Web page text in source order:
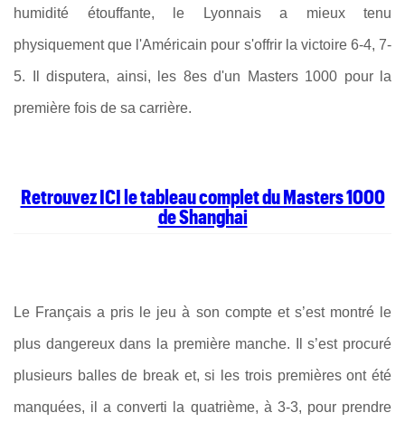
humidité étouffante, le Lyonnais a mieux tenu
physiquement que l'Américain pour s'offrir la victoire 6-4, 7-
5. Il disputera, ainsi, les 8es d'un Masters 1000 pour la
première fois de sa carrière.
Retrouvez ICI le tableau complet du Masters 1000
de Shanghai
Le Français a pris le jeu à son compte et s’est montré le
plus dangereux dans la première manche. Il s’est procuré
plusieurs balles de break et, si les trois premières ont été
manquées, il a converti la quatrième, à 3-3, pour prendre